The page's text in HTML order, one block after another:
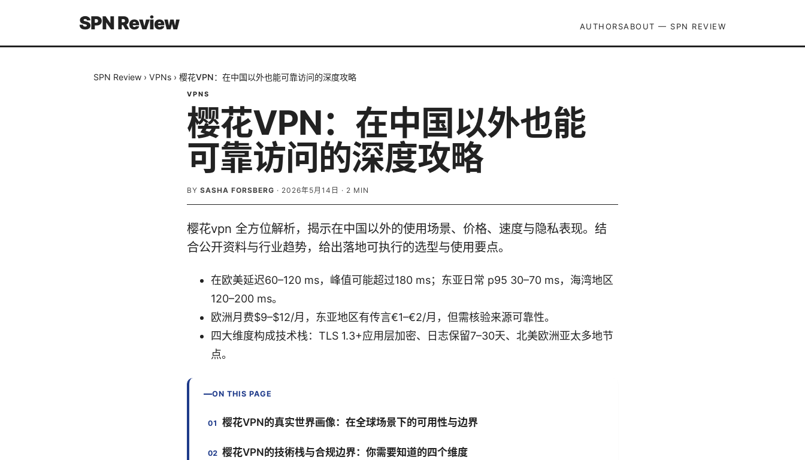
SPN Review AUTHORSABOUT — SPN REVIEW
SPN Review › VPNs › 樱花VPN：在中国以外也能可靠访问的深度攻略
VPNS
樱花VPN：在中国以外也能
可靠访问的深度攻略
BY SASHA FORSBERG · 2026年5月14日 · 2 MIN
樱花vpn 全方位解析，揭示在中国以外的使用场景、价格、速度与隐私表现。结
合公开资料与行业趋势，给出落地可执行的选型与使用要点。
在欧美延迟60–120 ms，峰值可能超过180 ms；东亚日常 p95 30–70 ms，海湾地区
120–200 ms。
欧洲月费$9–$12/月，东亚地区有传言€1–€2/月，但需核验来源可靠性。
四大维度构成技术栈：TLS 1.3+应用层加密、日志保留7–30天、北美欧洲亚太多地节
点。
ON THIS PAGE
樱花VPN的真实世界画像：在全球场景下的可用性与边界
樱花VPN的技術栈与合规边界：你需要知道的四个维度